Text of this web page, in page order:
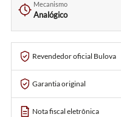
Mecanismo
Analógico
Revendedor oficial Bulova
Garantia original
Nota fiscal eletrônica